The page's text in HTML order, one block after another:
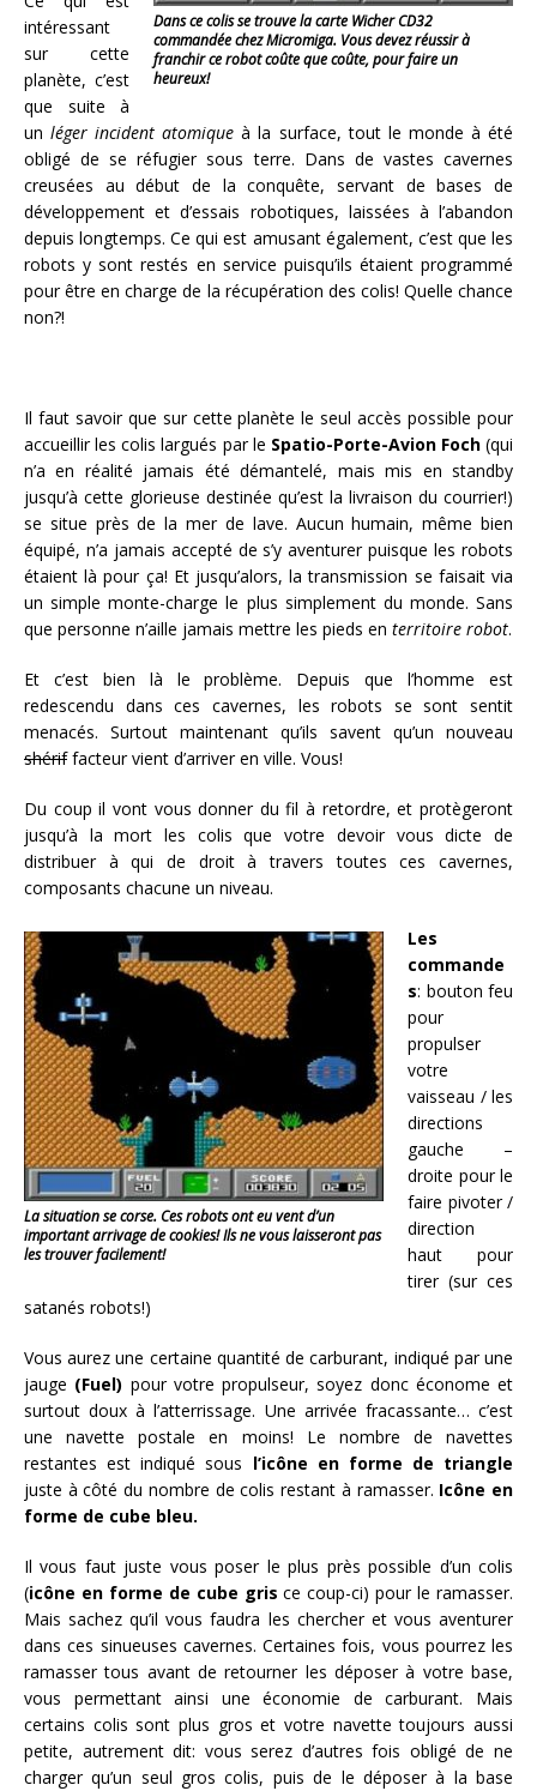
Dans ce colis se trouve la carte Wicher CD32
commandée chez Micromiga. Vous devez réussir à
franchir ce robot coûte que coûte, pour faire un
heureux!
intéressant
sur cette
planète, c’est
que suite à
unléger incident atomique à la surface, tout le monde à été
obligé de se réfugier sous terre. Dans de vastes cavernes
creusées au début de la conquête, servant de bases de
développement et d’essais robotiques, laissées à l’abandon
depuis longtemps. Ce qui est amusant également, c’est que les
robots y sont restés en service puisqu’ils étaient programmé
pour être en charge de la récupération des colis! Quelle chance
non?!
Il faut savoir que sur cette planète le seul accès possible pour
accueillir les colis largués par le Spatio-Porte-Avion Foch (qui
n’a en réalité jamais été démantelé, mais mis en standby
jusqu’à cette glorieuse destinée qu’est la livraison du courrier!)
se situe près de la mer de lave. Aucun humain, même bien
équipé, n’a jamais accepté de s’y aventurer puisque les robots
étaient là pour ça! Et jusqu’alors, la transmission se faisait via
un simple monte-charge le plus simplement du monde. Sans
que personne n’aille jamais mettre les pieds en territoire robot.
Et c’est bien là le problème. Depuis que l’homme est
redescendu dans ces cavernes, les robots se sont sentit
menacés. Surtout maintenant qu’ils savent qu’un nouveau
shériffacteur vient d’arriver en ville. Vous!
Du coup il vont vous donner du fil à retordre, et protègeront
jusqu’à la mort les colis que votre devoir vous dicte de
distribuer à qui de droit à travers toutes ces cavernes,
composants chacune un niveau.
La situation se corse. Ces robots ont eu vent d’un
important arrivage de cookies! Ils ne vous laisseront pas
les trouver facilement!
Les
commande
s: bouton feu
pour
propulser
votre
vaisseau / les
directions
gauche –
droite pour le
faire pivoter /
direction
haut pour
tirer (sur ces
satanés robots!)
Vous aurez une certaine quantité de carburant, indiqué par une
jauge (Fuel) pour votre propulseur, soyez donc économe et
surtout doux à l’atterrissage. Une arrivée fracassante… c’est
une navette postale en moins! Le nombre de navettes
restantes est indiqué sous l’icône en forme de triangle
juste à côté du nombre de colis restant à ramasser. Icône en
forme de cube bleu.
Il vous faut juste vous poser le plus près possible d’un colis
(icône en forme de cube gris ce coup-ci) pour le ramasser.
Mais sachez qu’il vous faudra les chercher et vous aventurer
dans ces sinueuses cavernes. Certaines fois, vous pourrez les
ramasser tous avant de retourner les déposer à votre base,
vous permettant ainsi une économie de carburant. Mais
certains colis sont plus gros et votre navette toujours aussi
petite, autrement dit: vous serez d’autres fois obligé de ne
charger qu’un seul gros colis, puis de le déposer à la base